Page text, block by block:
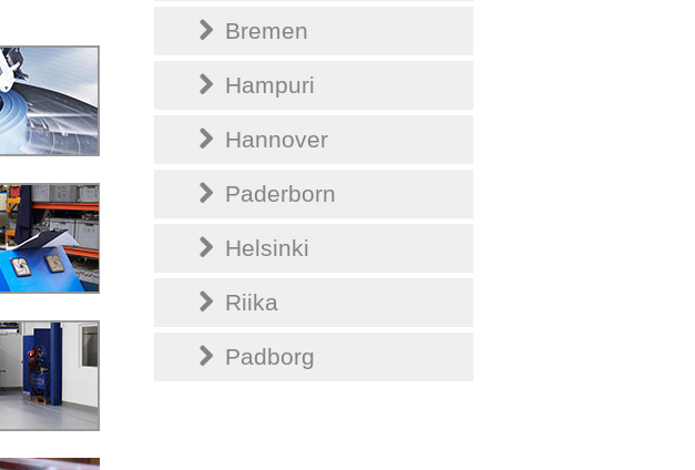
Bremen
Hampuri
Hannover
Paderborn
Helsinki
Riika
Padborg